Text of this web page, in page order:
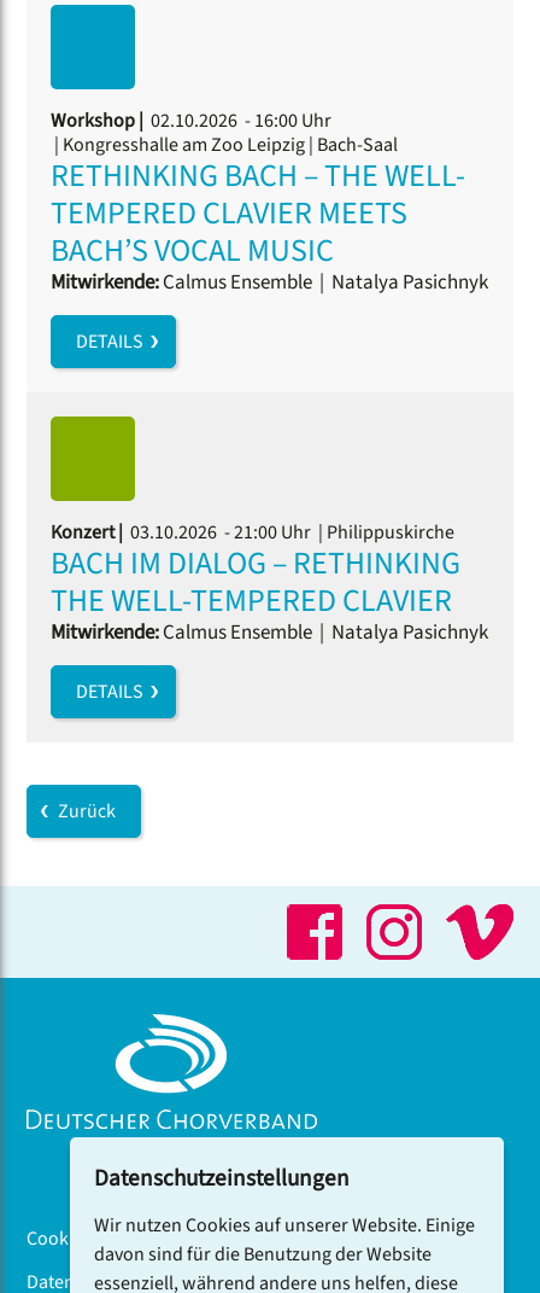
Workshop | 02.10.2026 - 16:00 Uhr
| Kongresshalle am Zoo Leipzig | Bach-Saal
RETHINKING BACH – THE WELL-
TEMPERED CLAVIER MEETS
BACH’S VOCAL MUSIC
Mitwirkende:Calmus Ensemble | Natalya Pasichnyk
DETAILS
Konzert | 03.10.2026 - 21:00 Uhr | Philippuskirche
BACH IM DIALOG – RETHINKING
THE WELL-TEMPERED CLAVIER
Mitwirkende:Calmus Ensemble | Natalya Pasichnyk
DETAILS
Zurück
Cookiebanner
Datenschutz
Datenschutzeinstellungen
Wir nutzen Cookies auf unserer Website. Einige
davon sind für die Benutzung der Website
essenziell, während andere uns helfen, diese